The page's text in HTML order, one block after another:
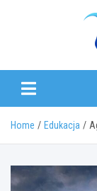
Home Edukacja